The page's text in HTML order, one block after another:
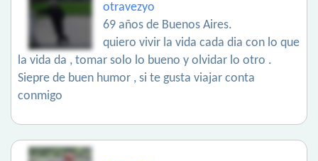
otravezyo
69 años de Buenos Aires.
quiero vivir la vida cada dia con lo que
la vida da , tomar solo lo bueno y olvidar lo otro .
Siepre de buen humor , si te gusta viajar conta
conmigo